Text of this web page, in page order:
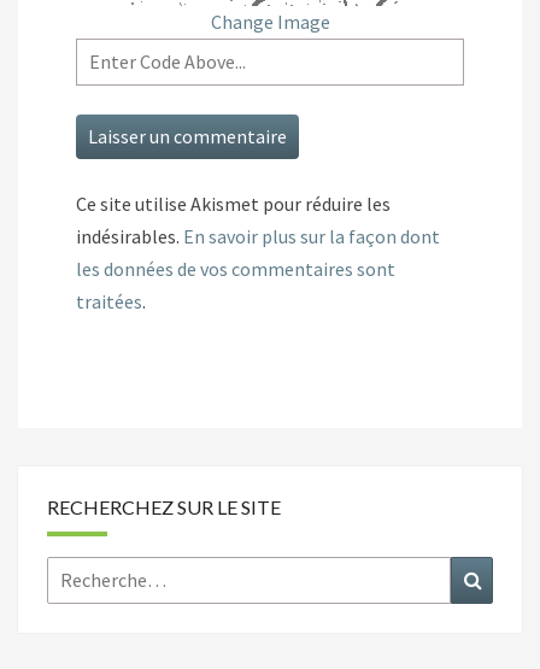
Change Image
Ce site utilise Akismet pour réduire les
indésirables. En savoir plus sur la façon dont
les données de vos commentaires sont
traitées.
RECHERCHEZ SUR LE SITE
Rechercher :